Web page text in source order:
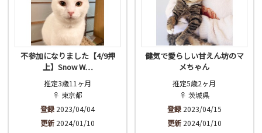
不参加になりました【4/9押
上】Snow W…
推定3歳11ヶ月
♀ 東京都
登録 2023/04/04
更新 2024/01/10
健気で愛らしい甘えん坊のマ
メちゃん
推定5歳2ヶ月
♀ 茨城県
登録2023/04/15
更新2024/01/10